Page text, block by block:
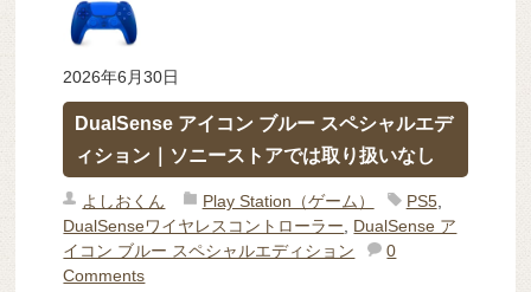
2026年6月30日
DualSense アイコン ブルー スペシャルエデ
ィション｜ソニーストアでは取り扱いなし
よしおくん Play Station（ゲーム） PS5,
DualSenseワイヤレスコントローラー
DualSense ア
イコン ブルー スペシャルエディション
0
Comments